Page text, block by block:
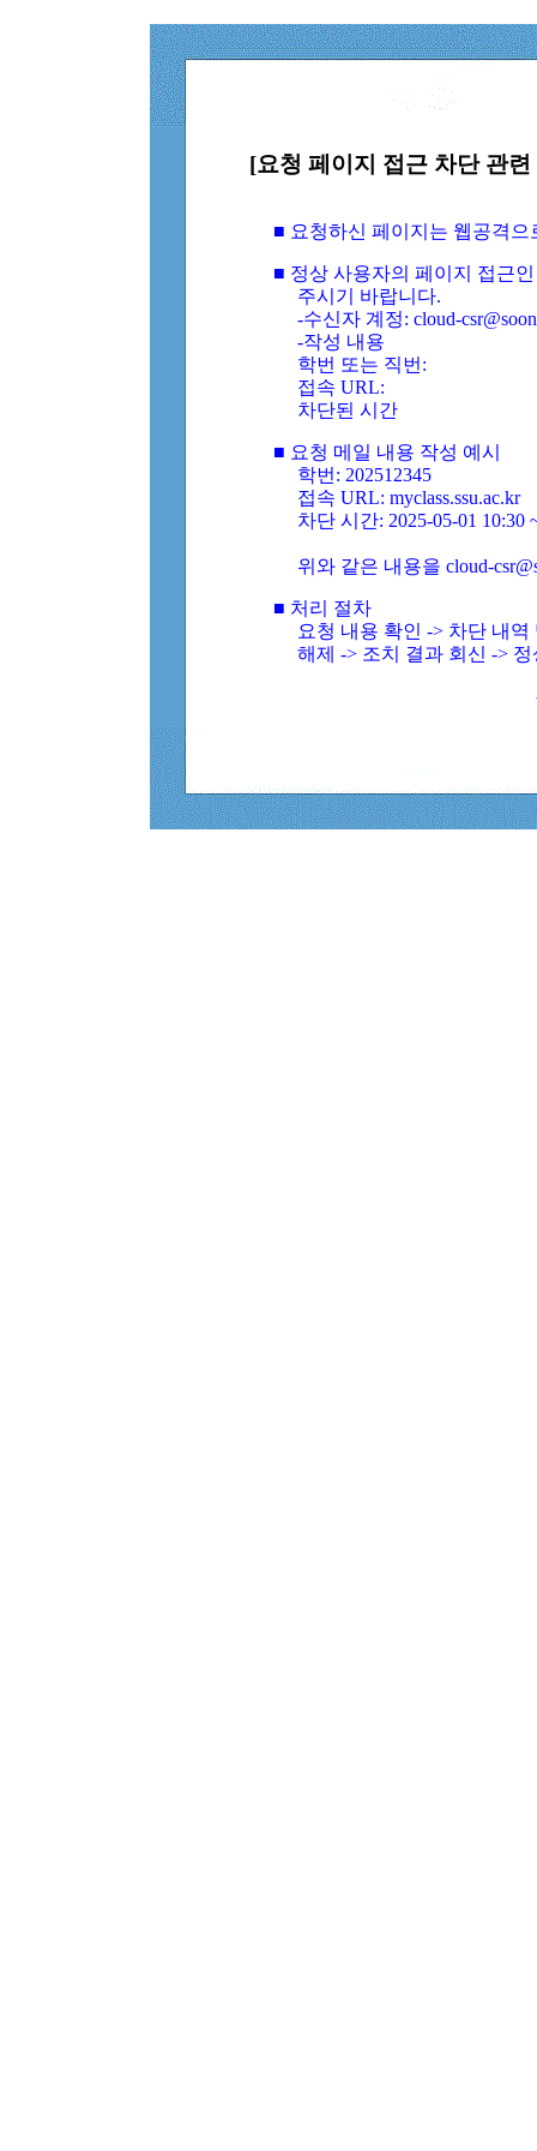
[요청 페이지 접근 차단 관
■ 요청하신 페이지는 웹공격
■ 정상 사용자의 페이지 접근
주시기 바랍니다.
-수신자 계정: cloud-
-작성 내용
학번 또는 직번:
접속 URL:
차단된 시간
■ 요청 메일 내용 작성 예시
학번: 202512345
접속 URL: myclass.ssu.ac.kr
차단 시간: 2025-05-01 10:30
위와 같은 내용을 cloud-
■ 처리 절차
요청 내용 확인 -> 차단 내
해제 -> 조치 결과 회신 ->